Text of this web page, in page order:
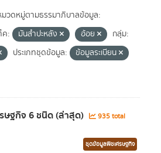
มวดหมู่ตามธรรมาภิบาลข้อมูล:
ค: มันสำปะหลัง อ้อย
กลุ่ม:
ประเภทชุดข้อมูล:
ข้อมูลระเบียน
ฐกิจ 6 ชนิด (ล่าสุด)
935 total
ชุดข้อมูลพืชเศรษฐกิจ